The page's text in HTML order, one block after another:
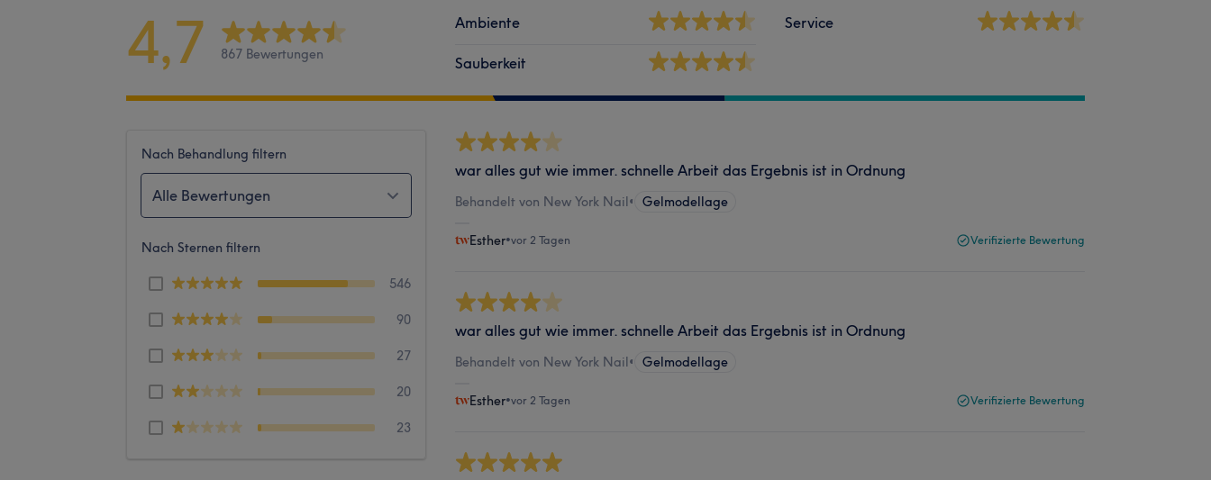
4,7 867 Bewertungen
Ambiente
Sauberkeit
Service
Nach Behandlung filtern
Alle Bewertungen
Nach Sternen filtern
546
90
27
20
23
war alles gut wie immer. schnelle Arbeit das Ergebnis ist in Ordnung
Behandelt von New York Nail• Gelmodellage
Esther•vor 2 Tagen Verifizierte Bewertung
war alles gut wie immer. schnelle Arbeit das Ergebnis ist in Ordnung
Behandelt von New York Nail• Gelmodellage
Esther•vor 2 Tagen Verifizierte Bewertung